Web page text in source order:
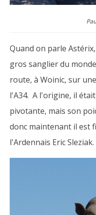
Quand on parle
gros sanglier du
route, à Woinic, sur
l'A34. A l'origine, il
pivotante, mais son
donc maintenant il est
l'Ardennais Eric Sleziak.